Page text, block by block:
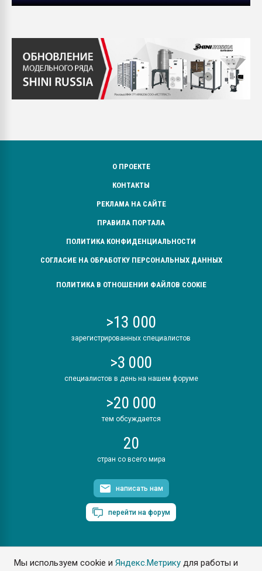
Мы используем cookie иЯндекс.Метрику для работы и
О ПРОЕКТЕ
КОНТАКТЫ
РЕКЛАМА НА САЙТЕ
ПРАВИЛА ПОРТАЛА
ПОЛИТИКА КОНФИДЕНЦИАЛЬНОСТИ
СОГЛАСИЕ НА ОБРАБОТКУ ПЕРСОНАЛЬНЫХ ДАННЫХ
ПОЛИТИКА В ОТНОШЕНИИ ФАЙЛОВ COOKIE
>13 000
зарегистрированных специалистов
>3 000
специалистов в день на нашем форуме
>20 000
тем обсуждается
20
стран со всего мира
написать нам
перейти на форум
ПластЭксперт © 2006. Все права защищены